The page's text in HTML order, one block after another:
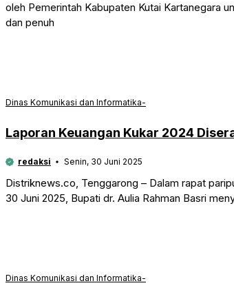
oleh Pemerintah Kabupaten Kutai Kartanegara
dan penuh
Dinas Komunikasi dan Informatika-
Laporan Keuangan Kukar 2024
redaksi Senin, 30 Juni 2025
Distriknews.co, Tenggarong – Dalam rapat
30 Juni 2025, Bupati dr. Aulia Rahman Basri
Dinas Komunikasi dan Informatika-